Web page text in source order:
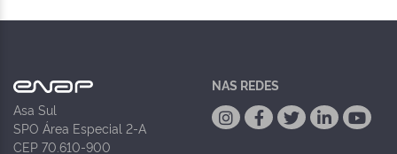
Asa Sul
SPO Área Especial 2-A
CEP 70.610-900
NAS REDES